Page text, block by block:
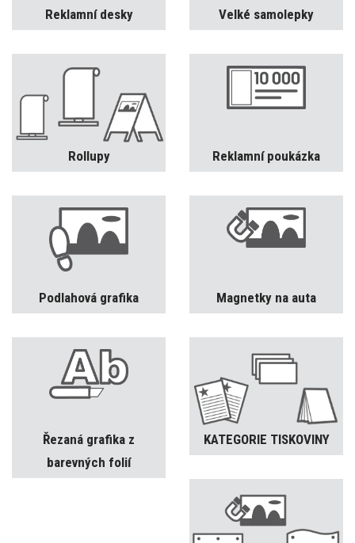
Reklamní desky Velké samolepky
Rollupy Reklamní poukázka
Podlahová grafika Magnetky na auta
Řezaná grafika z
barevných folií
KATEGORIE TISKOVINY